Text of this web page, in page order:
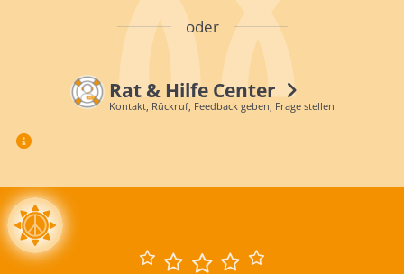
oder
Rat & Hilfe Center
Kontakt, Rückruf, Feedback geben, Frage stellen